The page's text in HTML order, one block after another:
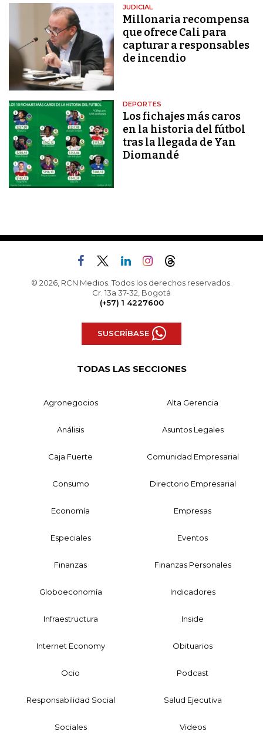
JUDICIAL
Millonaria recompensa
que ofrece Cali para
capturar a responsables
de incendio
DEPORTES
Los fichajes más caros
en la historia del fútbol
tras la llegada de Yan
Diomandé
© 2026, RCN Medios. Todos los derechos reservados.
Cr. 13a 37-32, Bogotá
(+57) 1 4227600
SUSCRÍBASE
TODAS LAS SECCIONES
Agronegocios Alta Gerencia
Análisis Asuntos Legales
Caja Fuerte Comunidad Empresarial
Consumo Directorio Empresarial
Economía Empresas
Especiales Eventos
Finanzas Finanzas Personales
Globoeconomía Indicadores
Infraestructura Inside
Internet Economy Obituarios
Ocio Podcast
Responsabilidad Social Salud Ejecutiva
Sociales Videos